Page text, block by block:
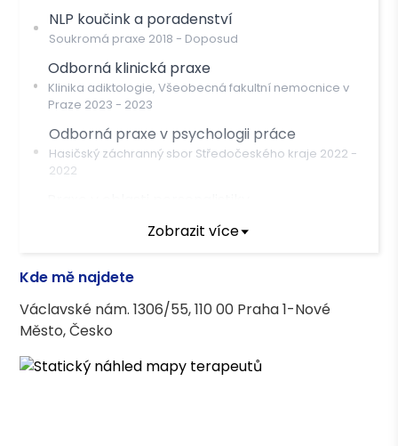
NLP koučink a poradenství
Soukromá praxe 2018 - Doposud
Odborná klinická praxe
Klinika adiktologie, Všeobecná fakultní nemocnice v
Praze 2023 - 2023
Odborná praxe v psychologii práce
Hasičský záchranný sbor Středočeského kraje 2022 -
2022
| Air Bank | Český rozhlas | CETELEM | ČEZ | Skanska
Terapeutický výcvik
výcvik | PVŠPS (Certifikováno ČAP)
Zobrazit více
Kde mě najdete
Václavské nám. 1306/55, 110 00 Praha 1-Nové
Město, Česko